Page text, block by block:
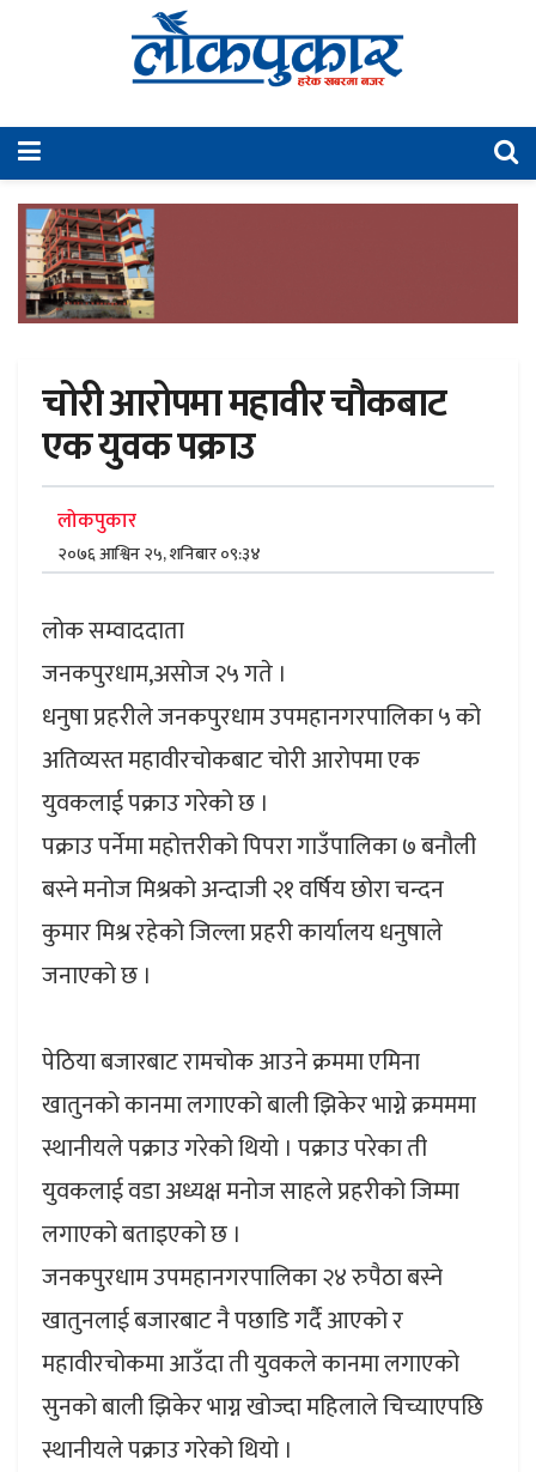
चोरी आरोपमा महावीर चौकबाट
एक युवक पक्राउ
लोकपुकार
२०७६ आश्विन २५, शनिबार ०९:३४
लोक सम्वाददाता
जनकपुरधाम,असोज २५ गते ।
धनुषा प्रहरीले जनकपुरधाम उपमहानगरपालिका ५ को
अतिव्यस्त महावीरचोकबाट चोरी आरोपमा एक
युवकलाई पक्राउ गरेको छ ।
पक्राउ पर्नेमा महोत्तरीको पिपरा गाउँपालिका ७ बनौली
बस्ने मनोज मिश्रको अन्दाजी २१ वर्षिय छोरा चन्दन
कुमार मिश्र रहेको जिल्ला प्रहरी कार्यालय धनुषाले
जनाएको छ ।
पेठिया बजारबाट रामचोक आउने क्रममा एमिना
खातुनको कानमा लगाएको बाली झिकेर भाग्ने क्रमममा
स्थानीयले पक्राउ गरेको थियो । पक्राउ परेका ती
युवकलाई वडा अध्यक्ष मनोज साहले प्रहरीको जिम्मा
लगाएको बताइएको छ ।
जनकपुरधाम उपमहानगरपालिका २४ रुपैठा बस्ने
खातुनलाई बजारबाट नै पछाडि गर्दै आएको र
महावीरचोकमा आउँदा ती युवकले कानमा लगाएको
सुनको बाली झिकेर भाग्न खोज्दा महिलाले चिच्याएपछि
स्थानीयले पक्राउ गरेको थियो ।